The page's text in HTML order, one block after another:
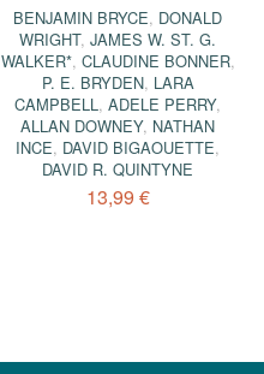
BENJAMIN BRYCE, DONALD
WRIGHT,JAMES W. ST. G.
WALKER*, CLAUDINE BONNER,
P. E. BRYDEN, LARA
CAMPBELL,ADELE PERRY,
ALLAN DOWNEY, NATHAN
INCE, DAVID BIGAOUETTE,
DAVID R. QUINTYNE
13,99 €